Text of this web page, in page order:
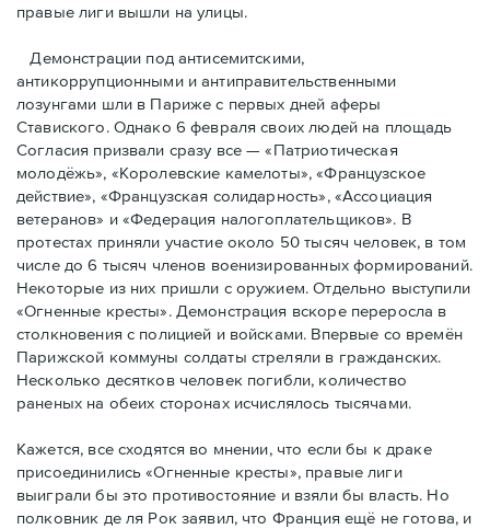
правые лиги вышли на улицы.
Демонстрации под антисемитскими,
антикоррупционными и антиправительственными
лозунгами шли в Париже с первых дней аферы
Ставиского. Однако 6 февраля своих людей на площадь
Согласия призвали сразу все — «Патриотическая
молодёжь», «Королевские камелоты», «Французское
действие», «Французская солидарность», «Ассоциация
ветеранов» и «Федерация налогоплательщиков». В
протестах приняли участие около 50 тысяч человек, в том
числе до 6 тысяч членов военизированных формирований.
Некоторые из них пришли с оружием. Отдельно выступили
«Огненные кресты». Демонстрация вскоре переросла в
столкновения с полицией и войсками. Впервые со времён
Парижской коммуны солдаты стреляли в гражданских.
Несколько десятков человек погибли, количество
раненых на обеих сторонах исчислялось тысячами.
Кажется, все сходятся во мнении, что если бы к драке
присоединились «Огненные кресты», правые лиги
выиграли бы это противостояние и взяли бы власть. Но
полковник де ля Рок заявил, что Франция ещё не готова, и